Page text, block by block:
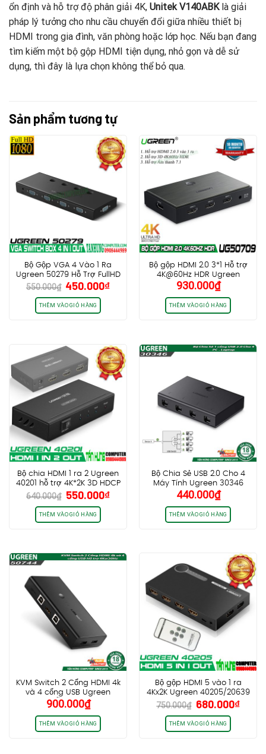
ổn định và hỗ trợ độ phân giải 4K, Unitek V140ABKlà giải
pháp lý tưởng cho nhu cầu chuyển đổi giữa nhiều thiết bị
HDMI trong gia đình, văn phòng hoặc lớp học. Nếu bạn đang
tìm kiếm một bộ gộp HDMI tiện dụng, nhỏ gọn và dễ sử
dụng, thì đây là lựa chọn không thể bỏ qua.
Sản phẩm tương tự
Bộ Gộp VGA 4 Vào 1 Ra
Ugreen 50279 Hỗ Trợ FullHD
500MHz
550.000₫ Giá
gốc
là:
550.000₫.
450.000₫Giá
THÊM VÀO GIỎ HÀNG
Bộ gộp HDMI 2.0 3*1 Hỗ trợ
4K@60Hz HDR Ugreen
50709
930.000₫
THÊM VÀO GIỎ HÀNG
Bộ chia HDMI 1 ra 2 Ugreen
40201 hỗ trợ 4K*2K 3D HDCP
640.000₫ Giá
gốc
là:
640.000₫.
550.000₫Giá
THÊM VÀO GIỎ HÀNG
Bộ Chia Sẻ USB 2.0 Cho 4
Máy Tính Ugreen 30346
440.000₫
THÊM VÀO GIỎ HÀNG
KVM Switch 2 Cổng HDMI 4k
và 4 cổng USB Ugreen
50744 Hỗ trợ 4K@30Hz
900.000₫
THÊM VÀO GIỎ HÀNG
Bộ gộp HDMI 5 vào 1 ra
4Kx2K Ugreen 40205/20639
750.000₫ Giá
gốc
là:
750.000₫.
680.000₫Giá
THÊM VÀO GIỎ HÀNG